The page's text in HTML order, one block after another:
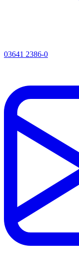
03641 2386-0